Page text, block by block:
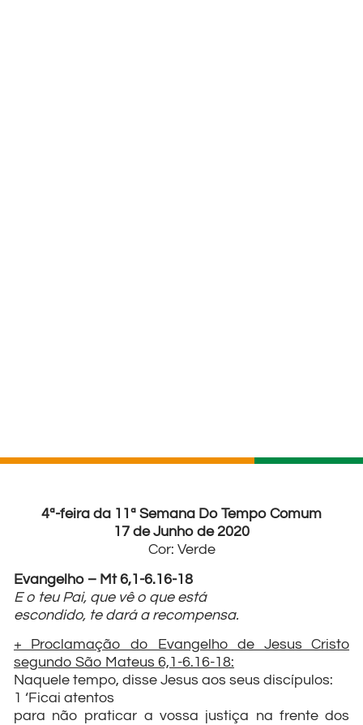
4ª-feira da 11ª Semana Do Tempo Comum
17 de Junho de 2020
Cor: Verde
Evangelho – Mt 6,1-6.16-18
E o teu Pai, que vê o que está
escondido, te dará a recompensa.
+ Proclamação do Evangelho de Jesus Cristo
segundo São Mateus 6,1-6.16-18:
Naquele tempo, disse Jesus aos seus discípulos:
1 ‘Ficai atentos
para não praticar a vossa justiça na frente dos